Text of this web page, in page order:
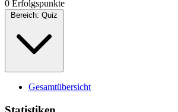
0 Erfolgspunkte
Bereich: Quiz
Gesamtübersicht